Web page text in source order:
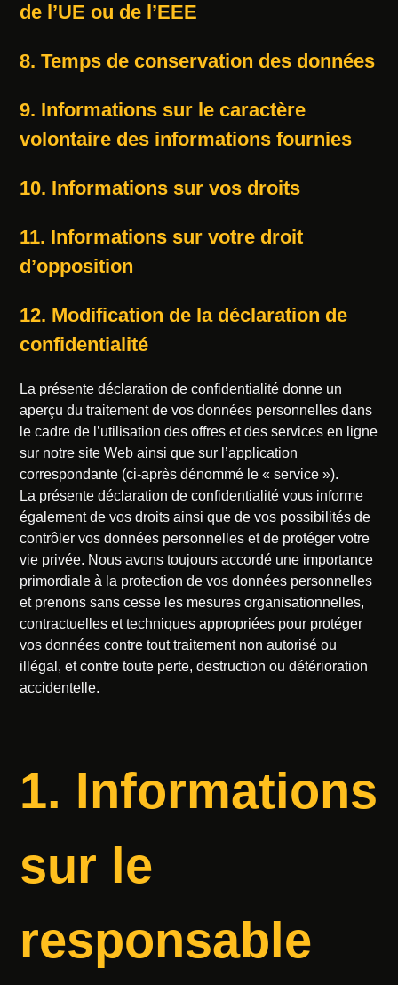
de l’UE ou de l’EEE
8. Temps de conservation des données
9. Informations sur le caractère
volontaire des informations fournies
10. Informations sur vos droits
11. Informations sur votre droit
d’opposition
12. Modification de la déclaration de
confidentialité
La présente déclaration de confidentialité donne un
aperçu du traitement de vos données personnelles dans
le cadre de l’utilisation des offres et des services en ligne
sur notre site Web ainsi que sur l’application
correspondante (ci-après dénommé le « service »).
La présente déclaration de confidentialité vous informe
également de vos droits ainsi que de vos possibilités de
contrôler vos données personnelles et de protéger votre
vie privée. Nous avons toujours accordé une importance
primordiale à la protection de vos données personnelles
et prenons sans cesse les mesures organisationnelles,
contractuelles et techniques appropriées pour protéger
vos données contre tout traitement non autorisé ou
illégal, et contre toute perte, destruction ou détérioration
accidentelle.
1. Informations
sur le
responsable